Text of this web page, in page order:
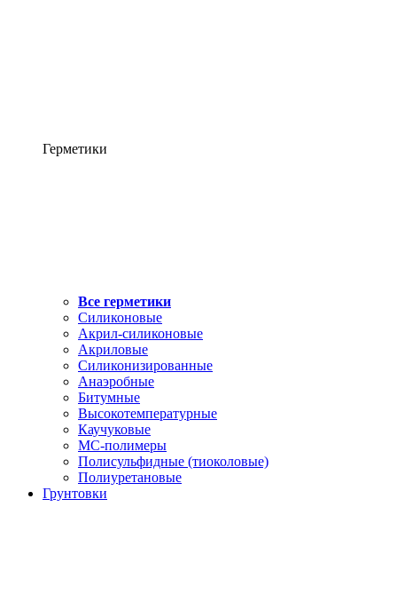
Герметики
Все герметики
Силиконовые
Акрил-силиконовые
Акриловые
Силиконизированные
Анаэробные
Битумные
Высокотемпературные
Каучуковые
МС-полимеры
Полисульфидные (тиоколовые)
Полиуретановые
Грунтовки